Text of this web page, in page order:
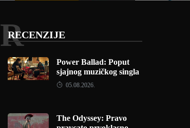
RECENZIJE
R
Power Ballad: Poput
sjajnog muzičkog singla
05.08.2026.
The Odyssey: Pravo